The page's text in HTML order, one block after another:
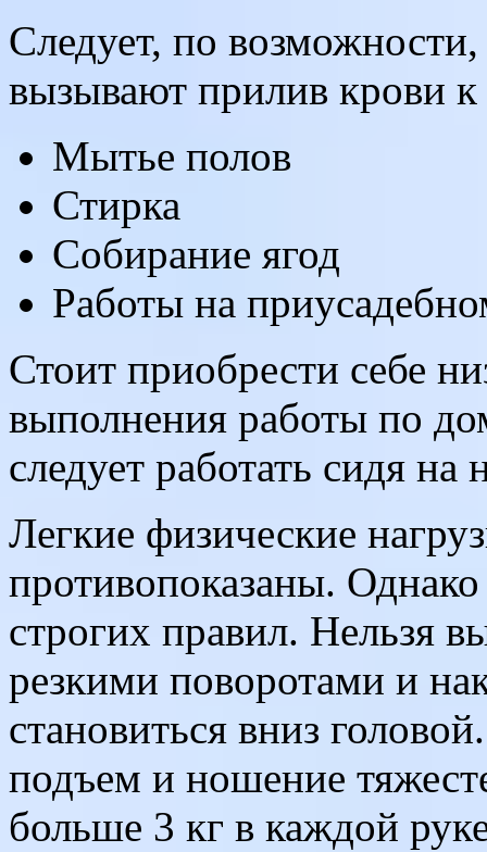
Следует, по возможности,
вызывают прилив крови к
Мытье полов
Стирка
Собирание ягод
Работы на
Стоит приобрести себе
выполнения работы по
следует работать сидя
Легкие физические
противопоказаны.
строгих правил. Нельзя
резкими поворотами и
становиться вниз
подъем и ношение
больше 3 кг в каждой